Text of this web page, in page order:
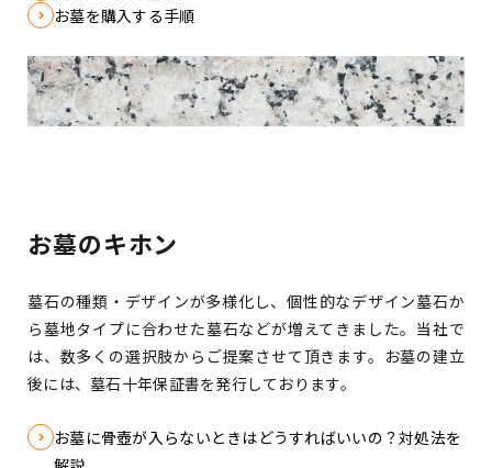
お墓を購入する手順
お墓のキホン
墓石の種類・デザインが多様化し、個性的なデザイン墓石か
ら墓地タイプに合わせた墓石などが増えてきました。 当社で
は、数多くの選択肢からご提案させて頂きます。お墓の建立
後には、墓石十年保証書を発行しております。
お墓に骨壺が入らないときはどうすればいいの？対処法を